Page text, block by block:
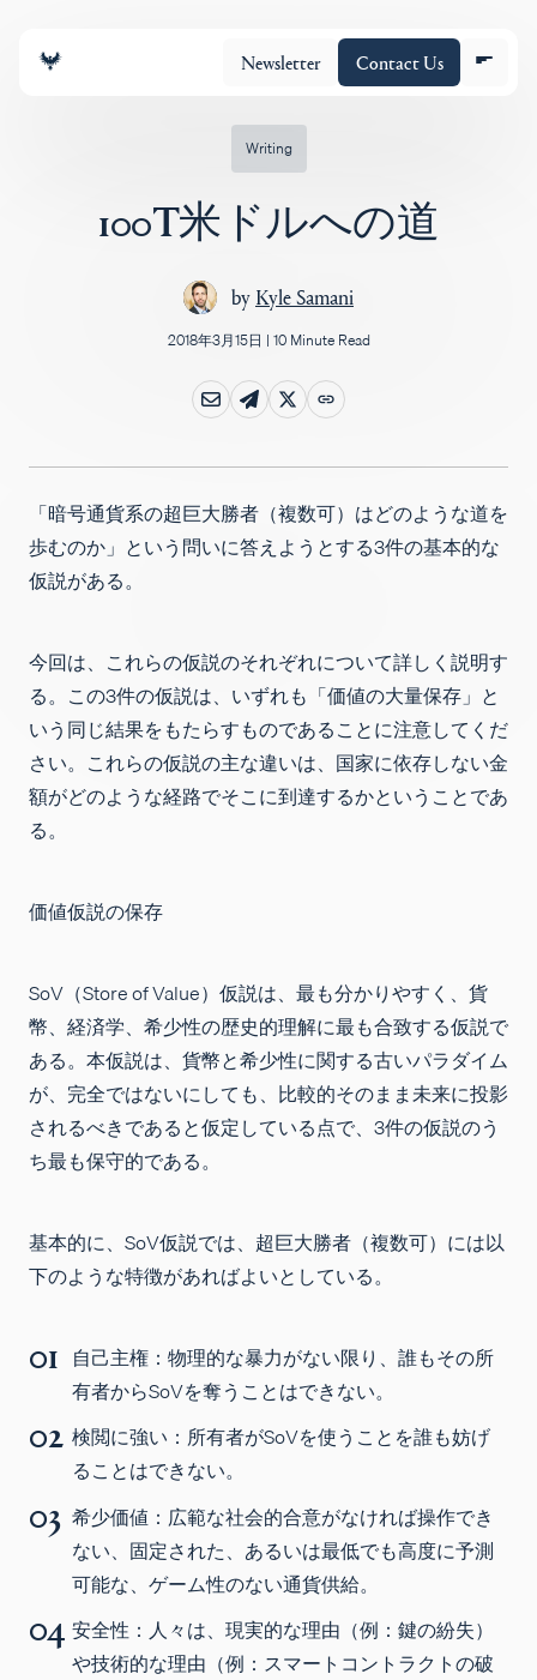
Newsletter Contact Us
ポートフォリオ
Policy
求人
Writing
100T米ドルへの道
by Kyle Samani
2018年3月15日 | 10 Minute Read
「暗号通貨系の超巨大勝者（複数可）はどのような道を
歩むのか」という問いに答えようとする3件の基本的な
仮説がある。
今回は、これらの仮説のそれぞれについて詳しく説明す
る。この3件の仮説は、いずれも「価値の大量保存」と
いう同じ結果をもたらすものであることに注意してくだ
さい。これらの仮説の主な違いは、国家に依存しない金
額がどのような経路でそこに到達するかということであ
る。
価値仮説の保存
SoV（Store of Value）仮説は、最も分かりやすく、貨
幣、経済学、希少性の歴史的理解に最も合致する仮説で
ある。本仮説は、貨幣と希少性に関する古いパラダイム
が、完全ではないにしても、比較的そのまま未来に投影
されるべきであると仮定している点で、3件の仮説のう
ち最も保守的である。
基本的に、SoV仮説では、超巨大勝者（複数可）には以
下のような特徴があればよいとしている。
自己主権：物理的な暴力がない限り、誰もその所
有者からSoVを奪うことはできない。
検閲に強い：所有者がSoVを使うことを誰も妨げ
ることはできない。
希少価値：広範な社会的合意がなければ操作でき
ない、固定された、あるいは最低でも高度に予測
可能な、ゲーム性のない通貨供給。
安全性：人々は、現実的な理由（例：鍵の紛失）
や技術的な理由（例：スマートコントラクトの破